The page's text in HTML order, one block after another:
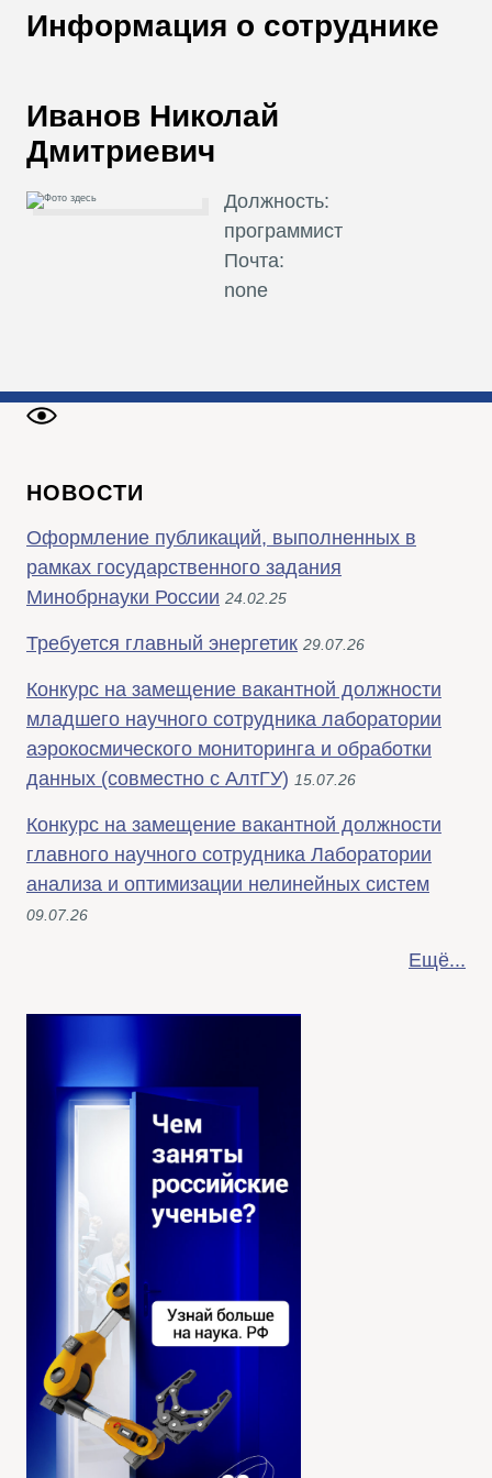
Т
Информация о сотруднике
Иванов Николай
Дмитриевич
Должность:
программист
Почта:
none
НОВОСТИ
Оформление публикаций, выполненных в
рамках государственного задания
Минобрнауки России 24.02.25
Требуется главный энергетик 29.07.26
Конкурс на замещение вакантной должности
младшего научного сотрудника лаборатории
аэрокосмического мониторинга и обработки
данных (совместно с АлтГУ) 15.07.26
Конкурс на замещение вакантной должности
главного научного сотрудника Лаборатории
анализа и оптимизации нелинейных систем
09.07.26
Ещё...